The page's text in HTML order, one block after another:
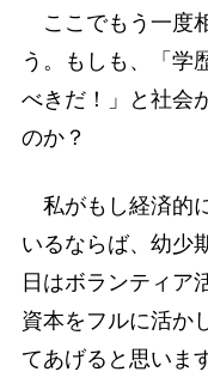
ここでもう一度
う。もしも、「学
べきだ！」と社会
のか？
私がもし経済的
いるならば、幼少
日はボランティア
資本をフルに活か
てあげると思いま